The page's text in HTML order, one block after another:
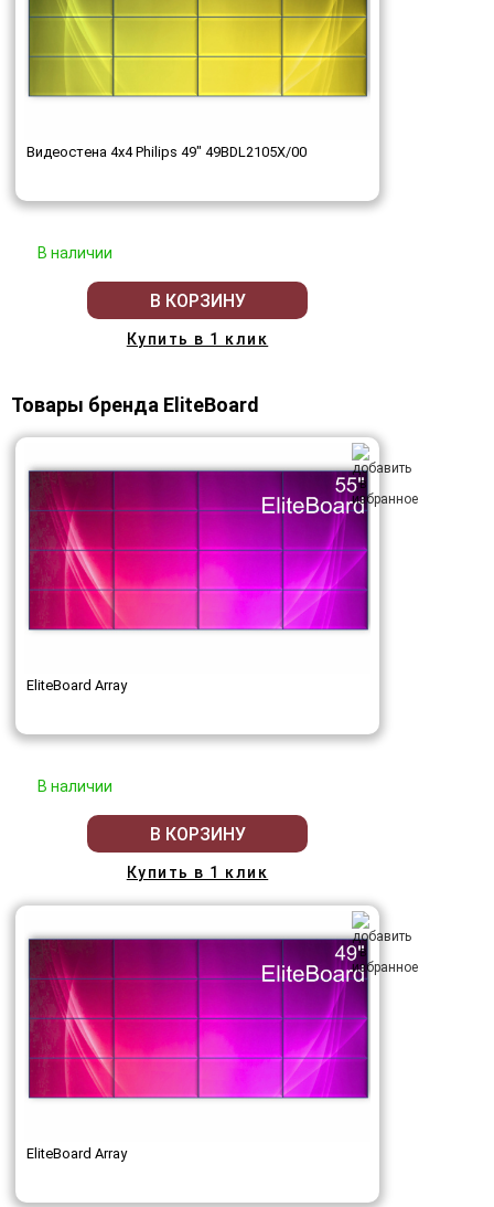
Видеостена 4x4 Philips 49" 49BDL2105X/00
В наличии
В КОРЗИНУ
Купить в 1 клик
Товары бренда EliteBoard
EliteBoard Array
В наличии
В КОРЗИНУ
Купить в 1 клик
EliteBoard Array